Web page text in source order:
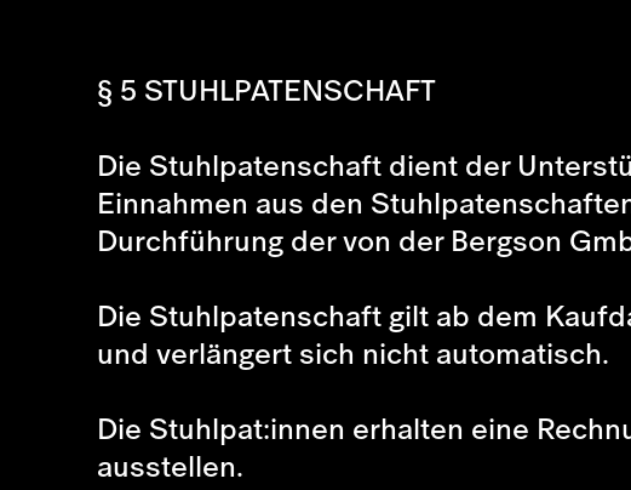
§ 5 STUHLPATENSCHAFT
Die Stuhlpatenschaft dient der
Einnahmen aus den
Durchführung der von der Bergson
Die Stuhlpatenschaft gilt ab dem
und verlängert sich nicht automatisch.
Die Stuhlpat:innen erhalten eine
ausstellen.